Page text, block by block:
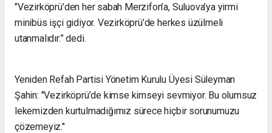
"Vezirköprü’den her sabah Merzifon’a, Suluova’ya yirmi
minibüs işçi gidiyor. Vezirköprü’de herkes üzülmeli
utanmalıdır.” dedi.
Yeniden Refah Partisi Yönetim Kurulu Üyesi Süleyman
Şahin: "Vezirköprü’de kimse kimseyi sevmiyor. Bu olumsuz
lekemizden kurtulmadığımız sürece hiçbir sorunumuzu
çözemeyiz."